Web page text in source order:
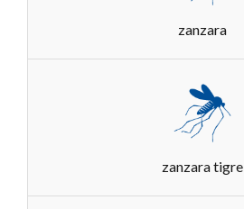
zanzara
zanzara tigre